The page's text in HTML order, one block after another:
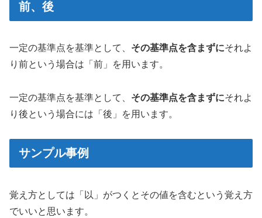
前、後
一定の基準点を基準として、 その基準点を含まずにそれよ
り前という場合は「前」を用います。
一定の基準点を基準として、 その基準点を含まずにそれよ
り後という場合には「後」を用います。
サンプル事例
覚え方としては「以」がつくとその値を含むという覚え方
でいいと思います。